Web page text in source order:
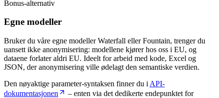
Bonus-alternativ
Egne modeller
Bruker du våre egne modeller Waterfall eller Fountain, trenger du
uansett ikke anonymisering: modellene kjører hos oss i EU, og
dataene forlater aldri EU. Ideelt for arbeid med kode, Excel og
JSON, der anonymisering ville ødelagt den semantiske verdien.
Den nøyaktige parameter-syntaksen finner du i API-
dokumentasjonen
– enten via det dedikerte endepunktet for